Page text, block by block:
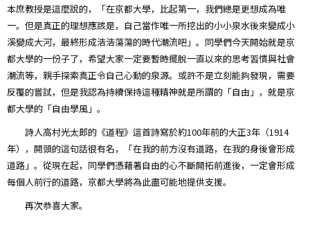
本庶教授是這麼說的，「在京都大學，比起第一，我們總是更想成為唯
一。但是真正的理想應該是，自己當作唯一所挖出的小小泉水後來變成小
溪變成大河，最終形成浩浩蕩蕩的時代潮流吧」。同學們今天開始就是京
都大學的一份子了，希望大家一定要暫時擺脫一直以來的思考習慣與社會
潮流等，親手探索真正令自己心動的泉源。或許不是立刻能夠發現，需要
反覆的嘗試，但是我認為持續保持這種精神就是所謂的「自由」，就是京
都大學的「自由學風」。
詩人高村光太郎的《道程》這首詩寫於約100年前的大正3年（1914
年），開頭的這句話很有名，「在我的前方沒有道路，在我的身後會形成
道路」。從現在起，同學們憑藉著自由的心不斷開拓前進後，一定會形成
每個人前行的道路，京都大學將為此盡可能地提供支援。
再次恭喜大家。